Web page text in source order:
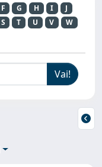
F G H I
J
S T U V
W